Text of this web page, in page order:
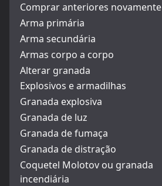
Comprar anteriores novamente
Arma primária
Arma secundária
Armas corpo a corpo
Alterar granada
Explosivos e armadilhas
Granada explosiva
Granada de luz
Granada de fumaça
Granada de distração
Coquetel Molotov ou granada
incendiária